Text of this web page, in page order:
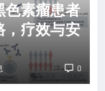
色素瘤患者
，疗效与安
0